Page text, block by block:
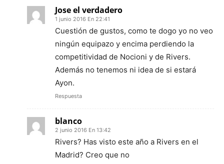
Jose el verdadero
1 junio 2016 En 22:41
Cuestión de gustos, como te dogo yo no veo
ningún equipazo y encima perdiendo la
competitividad de Nocioni y de Rivers.
Además no tenemos ni idea de si estará
Ayon.
Respuesta
blanco
2 junio 2016 En 13:42
Rivers? Has visto este año a Rivers en el
Madrid? Creo que no